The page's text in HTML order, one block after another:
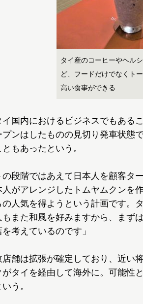
タイ産のコーヒーやヘル
ど、フードだけでなくト
高い食事ができる
国内におけるビジネスでもある
ンはしたものの見切り発車状態
もあったという。
の段階ではあえて日本人を顧客タ
がアレンジしたトムヤムクンを
の人気を得ようという計画です。
もまた和風を好みますから、まず
考えているのです」
舗は拡張が確定しており、近い
がタイを経由して海外に。可能性
う。